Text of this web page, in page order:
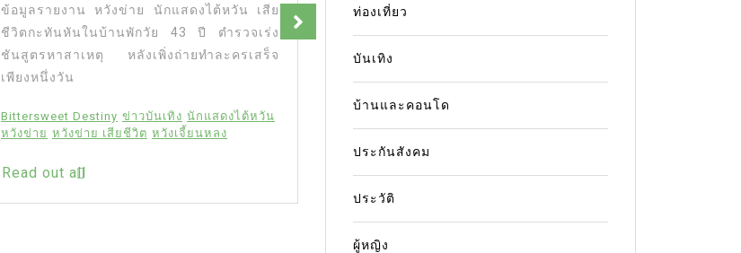
ข้อมูลรายงาน หวังข่าย นักแสดงไต้หวัน เสีย
ชีวิตกะทันหันในบ้านพักวัย 43 ปี ตำรวจเร่ง
ชันสูตรหาสาเหตุ หลังเพิ่งถ่ายทำละครเสร็จ
เพียงหนึ่งวัน
Bittersweet Destiny ข่าวบันเทิง นักแสดงไต้หวัน
หวังข่าย หวังข่าย เสียชีวิต หวังเจี้ยนหลง
Read out all
เจาะลึกปรากฏการณ์ Backdraft คืออะไร
เพื่อการออกแบบระบบดับเพลิงและโครงสร้าง
ปรากฏการณ์ Backdraft ระบบระบายควัน
วัสดุไม่ลามไฟ
Read out all
ท่องเที่ยว
บันเทิง
บ้านและคอนโด
ประกันสังคม
ประวัติ
ผู้หญิง